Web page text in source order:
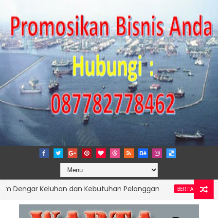
Keluhan dan Kebutuhan Pelanggan BERITA UTAMA PELABUHAN